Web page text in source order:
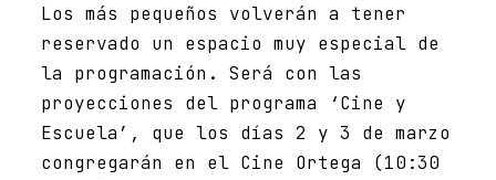
Los más pequeños volverán a tener
reservado un espacio muy especial de
la programación. Será con las
proyecciones del programa ‘Cine y
Escuela’, que los días 2 y 3 de marzo
congregarán en el Cine Ortega (10:30